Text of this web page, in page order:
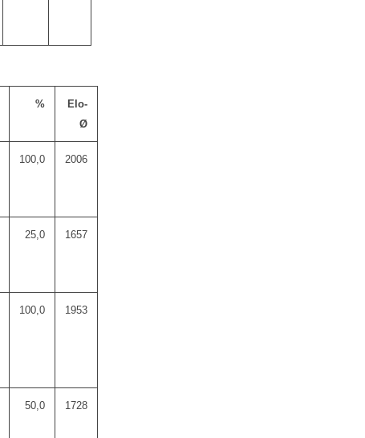
%
Elo-
Ø
100,0 2006
25,0 1657
100,0 1953
50,0 1728